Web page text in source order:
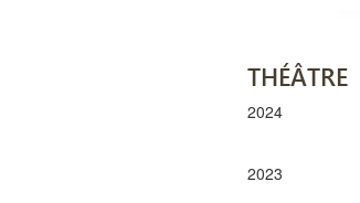
THÉÂTRE
2024
2023